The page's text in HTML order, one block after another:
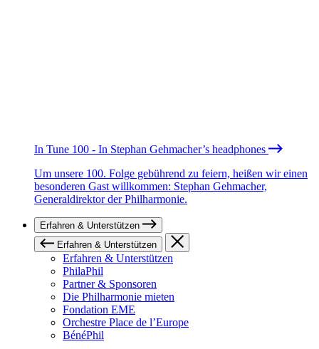
In Tune 100 - In Stephan Gehmacher’s headphones
Um unsere 100. Folge gebührend zu feiern, heißen wir einen
besonderen Gast willkommen: Stephan Gehmacher,
Generaldirektor der Philharmonie.
Erfahren & Unterstützen
Erfahren & Unterstützen
Erfahren & Unterstützen
PhilaPhil
Partner & Sponsoren
Die Philharmonie mieten
Fondation EME
Orchestre Place de l’Europe
BénéPhil